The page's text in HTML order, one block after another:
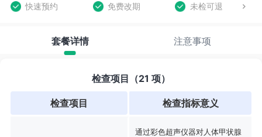
快速预约 免费改期 未检可退
套餐详情 注意事项
检查项目（21 项）
检查项目 检查指标意义
通过彩色超声仪器对人体甲状腺